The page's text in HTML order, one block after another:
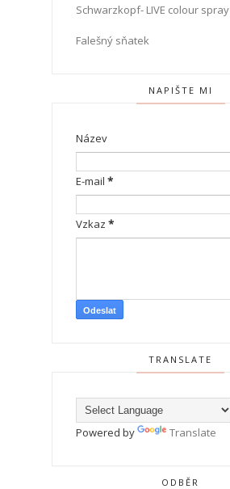
Schwarzkopf- LIVE colour spray
Falešný sňatek
NAPIŠTE MI
Název
E-mail *
Vzkaz *
TRANSLATE
Powered by Translate
ODBĚR